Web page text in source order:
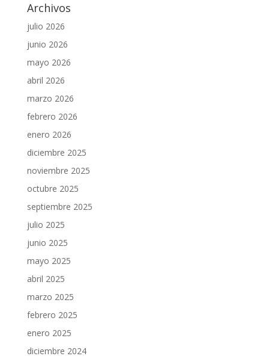
Archivos
julio 2026
junio 2026
mayo 2026
abril 2026
marzo 2026
febrero 2026
enero 2026
diciembre 2025
noviembre 2025
octubre 2025
septiembre 2025
julio 2025
junio 2025
mayo 2025
abril 2025
marzo 2025
febrero 2025
enero 2025
diciembre 2024